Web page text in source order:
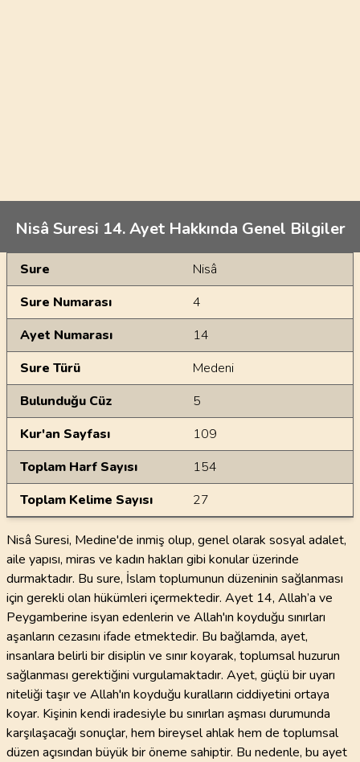
Nisâ Suresi 14. Ayet Hakkında Genel Bilgiler
Genel Bilgiler
Sure
Nisâ
Sure Numarası
4
Ayet Numarası
14
Sure Türü
Medeni
Bulunduğu Cüz
5
Kur'an Sayfası
109
Toplam Harf Sayısı
154
Toplam Kelime Sayısı
27
Nisâ Suresi, Medine'de inmiş olup, genel olarak sosyal adalet,
aile yapısı, miras ve kadın hakları gibi konular üzerinde
durmaktadır. Bu sure, İslam toplumunun düzeninin sağlanması
için gerekli olan hükümleri içermektedir. Ayet 14, Allah’a ve
Peygamberine isyan edenlerin ve Allah'ın koyduğu sınırları
aşanların cezasını ifade etmektedir. Bu bağlamda, ayet,
insanlara belirli bir disiplin ve sınır koyarak, toplumsal huzurun
sağlanması gerektiğini vurgulamaktadır. Ayet, güçlü bir uyarı
niteliği taşır ve Allah'ın koyduğu kuralların ciddiyetini ortaya
koyar. Kişinin kendi iradesiyle bu sınırları aşması durumunda
karşılaşacağı sonuçlar, hem bireysel ahlak hem de toplumsal
düzen açısından büyük bir öneme sahiptir. Bu nedenle, bu ayet